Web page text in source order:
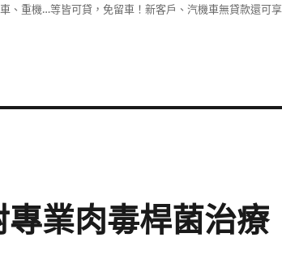
、重機…等皆可貸，免留車！新客戶、汽機車無貸款還可
業肉毒桿菌治療